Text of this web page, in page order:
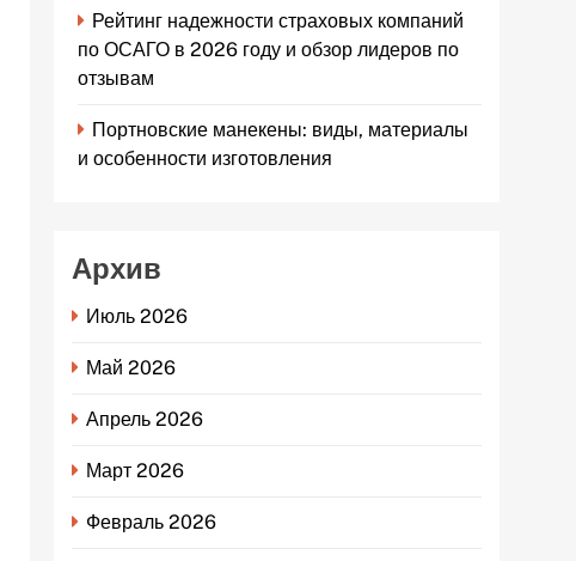
Рейтинг надежности страховых компаний
по ОСАГО в 2026 году и обзор лидеров по
отзывам
Портновские манекены: виды, материалы
и особенности изготовления
Архив
Июль 2026
Май 2026
Апрель 2026
Март 2026
Февраль 2026